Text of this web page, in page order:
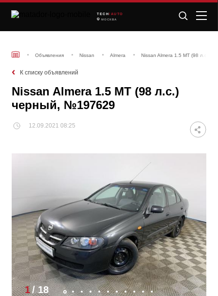
TECH /AUTO
МОСКВА
Объявления Nissan Almera Nissan Almera 1.5 MT (98 л.с.)
К списку объявлений
Nissan Almera 1.5 MT (98 л.с.)
черный, №197629
12.09.2021 08:25
1/18